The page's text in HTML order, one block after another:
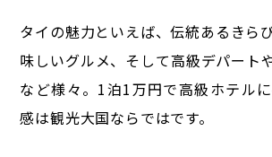
タイの魅力といえば、伝統あるきら
味しいグルメ、そして高級デパート
など様々。1泊1万円で高級ホテル
感は観光大国ならではです。